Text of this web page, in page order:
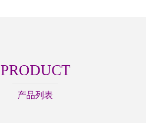
PRODUCT
产品列表